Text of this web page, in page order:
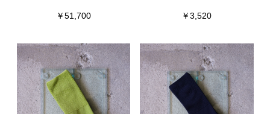
￥51,700 ￥3,520